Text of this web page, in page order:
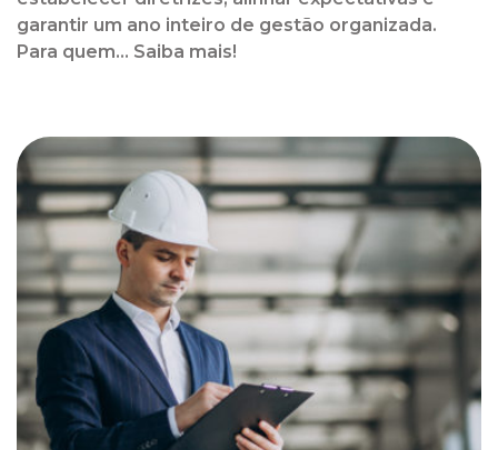
garantir um ano inteiro de gestão organizada.
Para quem... Saiba mais!